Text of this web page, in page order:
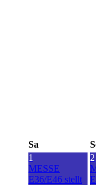
Sa
1
MESSE
E36/E46 stellt
2